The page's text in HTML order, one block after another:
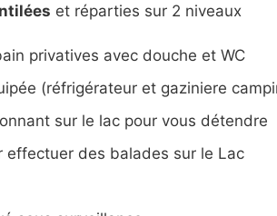
et réparties sur 2 niveaux
privatives avec douche et WC
(réfrigérateur et gaziniere
sur le lac pour vous détendre
effectuer des balades sur le Lac